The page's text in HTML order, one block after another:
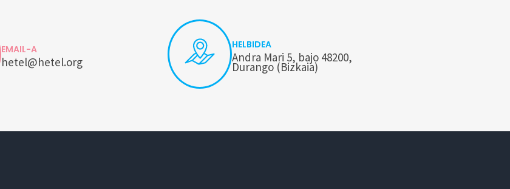
EMAIL-A
hetel@hetel.org
HELBIDEA
Andra Mari 5, bajo 48200,
Durango (Bizkaia)